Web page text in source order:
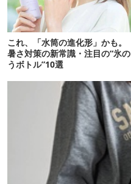
これ、「水筒の進化形」かも。
暑さ対策の新常識・注目の“氷の
うボトル”10選